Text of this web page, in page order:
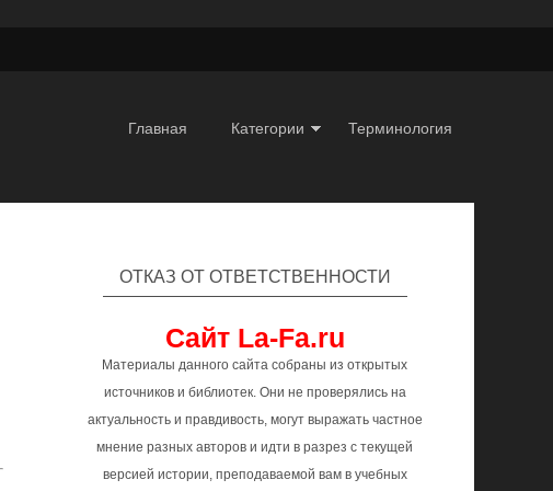
Главная Категории Терминология
ОТКАЗ ОТ ОТВЕТСТВЕННОСТИ
Сайт La-Fa.ru
Материалы данного сайта собраны из открытых
источников и библиотек. Они не проверялись на
актуальность и правдивость, могут выражать частное
мнение разных авторов и идти в разрез с текущей
версией истории, преподаваемой вам в учебных